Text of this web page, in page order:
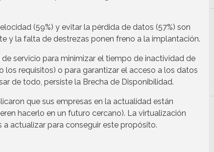
(59%) y evitar la pérdida de datos (57%) son
y la falta de destrezas ponen freno a la implantación.
servicio para minimizar el tiempo de inactividad de
los requisitos) o para garantizar el acceso a los datos
de todo, persiste la Brecha de Disponibilidad.
que sus empresas en la actualidad están
hacerlo en un futuro cercano). La virtualización
a actualizar para conseguir este propósito.